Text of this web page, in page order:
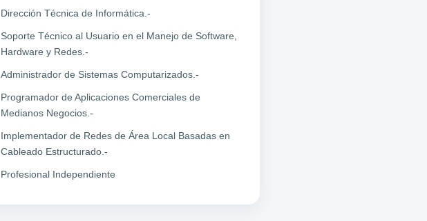
Dirección Técnica de Informática.-
Soporte Técnico al Usuario en el Manejo de Software,
Hardware y Redes.-
Administrador de Sistemas Computarizados.-
Programador de Aplicaciones Comerciales de
Medianos Negocios.-
Implementador de Redes de Área Local Basadas en
Cableado Estructurado.-
Profesional Independiente